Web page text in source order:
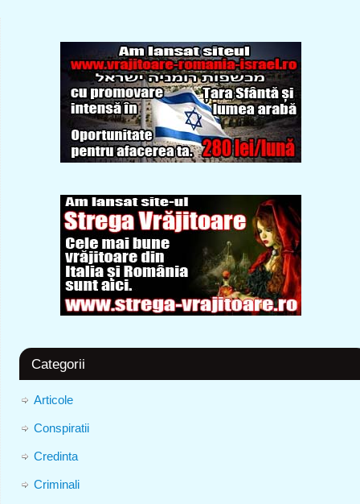
Categorii
Articole
Conspiratii
Credinta
Criminali